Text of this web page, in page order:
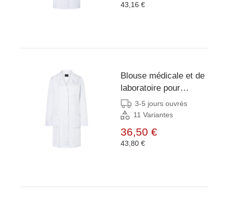
43,16 €
Blouse médicale et de
laboratoire pour
femmes Classic-
Shape avec col à
3-5 jours ouvrés
11 Variantes
36,50 €
43,80 €